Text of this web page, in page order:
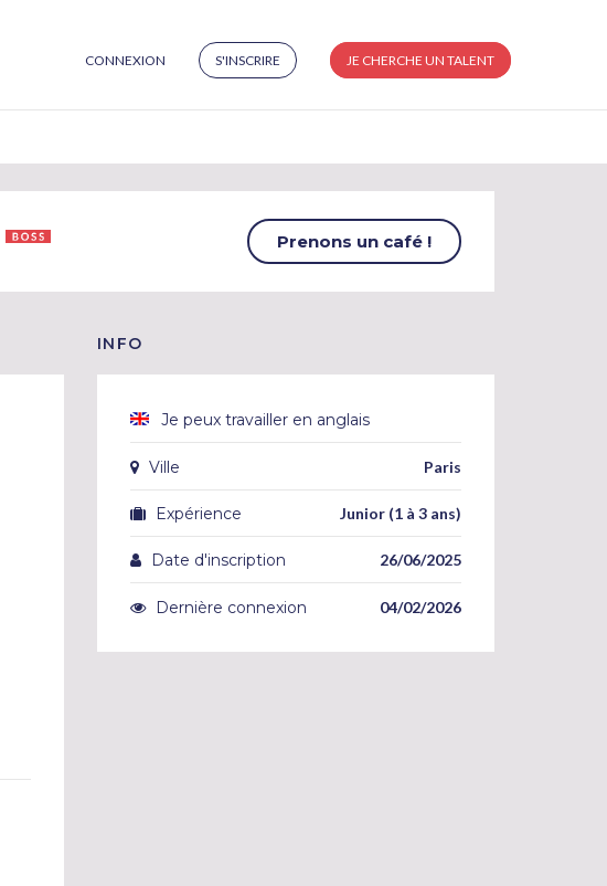
CONNEXION S'INSCRIRE JE CHERCHE UN TALENT
Prenons un café !
INFO
Je peux travailler en anglais
Ville Paris
Expérience Junior (1 à 3 ans)
Date d'inscription 26/06/2025
Dernière connexion 04/02/2026